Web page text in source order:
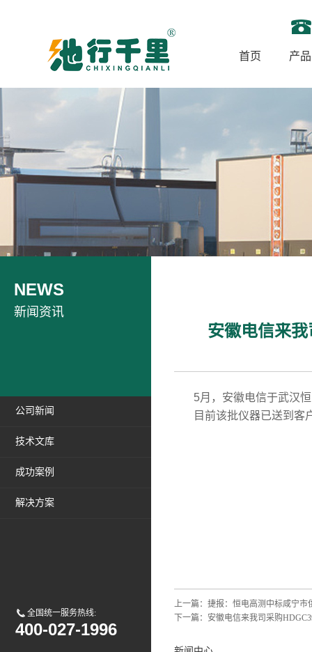
首页 产
新闻资讯
NEWS
公司新闻
技术文库
成功案例
解决方案
全国统一服务热线:
400-027-1996
安徽电信来
5月，安徽电信于武汉恒
目前该批仪器已送到客
上一篇： 捷报：恒电高测中标咸宁市
下一篇： 安徽电信来我司采购